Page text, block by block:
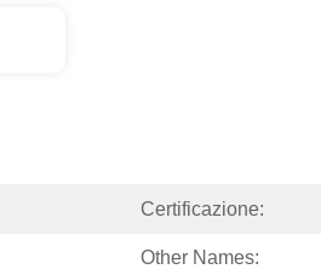
Certificazione:
Other Names: